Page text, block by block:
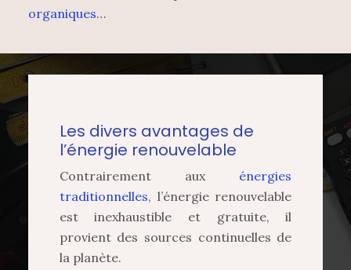
organiques…
Les divers avantages de
l’énergie renouvelable
Contrairement aux énergies
traditionnelles, l’énergie renouvelable
est inexhaustible et gratuite, il
provient des sources continuelles de
la planète.